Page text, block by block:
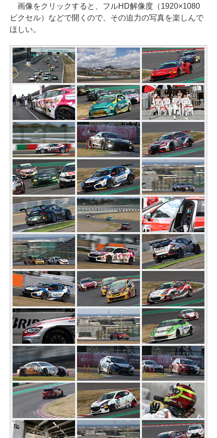
画像をクリックすると、フルHD解像度（1920×1080
ピクセル）などで開くので、その迫力の写真を楽しんで
ほしい。